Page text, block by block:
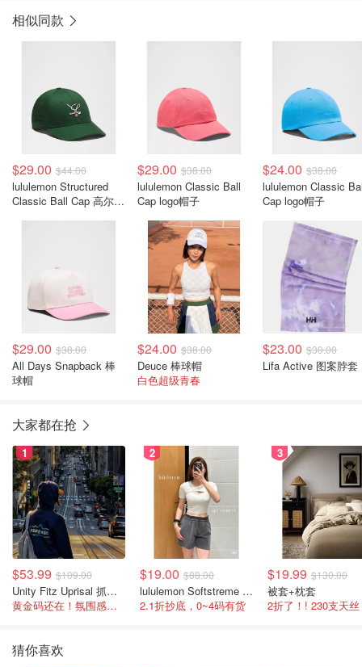
相似同款
$29.00 $44.00
lululemon Structured
Classic Ball Cap 高尔夫
$29.00 $38.00
lululemon Classic Ball
Cap logo帽子
$24.00 $38.00
lululemon Classic
Cap logo帽子
$29.00 $38.00
All Days Snapback 棒
球帽
$24.00 $38.00
Deuce 棒球帽
白色超级青春
$23.00 $30.00
Lifa Active 图案脖套
大家都在抢
1
$53.99 $109.00
Unity Fitz Uprisal 抓绒卫衣
黄金码还在！氛围感之神
2
$19.00 $88.00
lululemon Softstreme 女士高腰短裤 10cm
2.1折抄底，0~4码有货
3
$19.99 $130.00
被套+枕套
2折了！! 230支天丝
猜你喜欢